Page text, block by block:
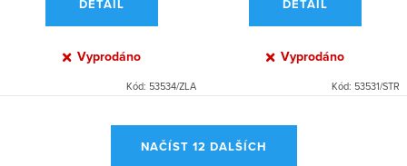
DETAIL
Vyprodáno
Kód: 53534/ZLA
DETAIL
Vyprodáno
Kód: 53531/STR
NAČÍST 12 DALŠÍCH